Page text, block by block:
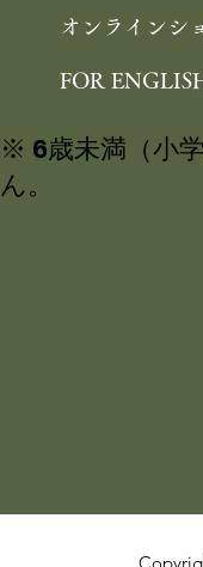
オンラインシ
FOR
※ 6歳未満（小
ん。